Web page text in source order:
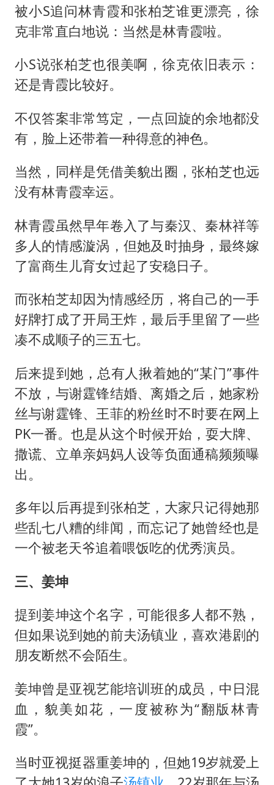
被小S追问林青霞和张柏芝谁更漂亮，徐
克非常直白地说：当然是林青霞啦。
小S说张柏芝也很美啊，徐克依旧表示：
还是青霞比较好。
不仅答案非常笃定，一点回旋的余地都没
有，脸上还带着一种得意的神色。
当然，同样是凭借美貌出圈，张柏芝也远
没有林青霞幸运。
林青霞虽然早年卷入了与秦汉、秦林祥等
多人的情感漩涡，但她及时抽身，最终嫁
了富商生儿育女过起了安稳日子。
而张柏芝却因为情感经历，将自己的一手
好牌打成了开局王炸，最后手里留了一些
凑不成顺子的三五七。
后来提到她，总有人揪着她的“某门”事件
不放，与谢霆锋结婚、离婚之后，她家粉
丝与谢霆锋、王菲的粉丝时不时要在网上
PK一番。也是从这个时候开始，耍大牌、
撒谎、立单亲妈妈人设等负面通稿频频曝
出。
多年以后再提到张柏芝，大家只记得她那
些乱七八糟的绯闻，而忘记了她曾经也是
一个被老天爷追着喂饭吃的优秀演员。
三、姜坤
提到姜坤这个名字，可能很多人都不熟，
但如果说到她的前夫汤镇业，喜欢港剧的
朋友断然不会陌生。
姜坤曾是亚视艺能培训班的成员，中日混
血，貌美如花，一度被称为“翻版林青
霞”。
当时亚视挺器重姜坤的，但她19岁就爱上